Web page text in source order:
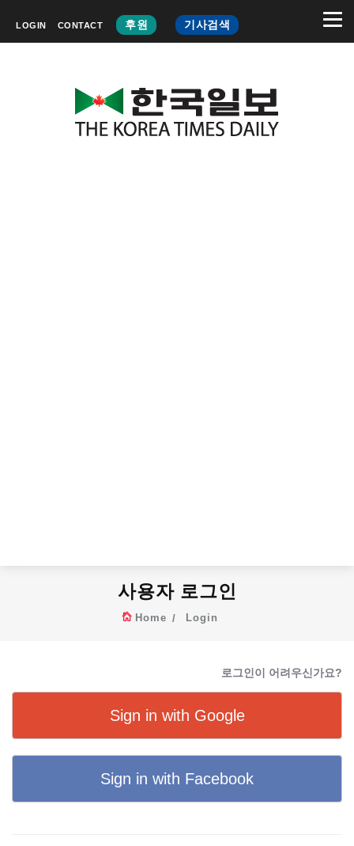
LOGIN CONTACT 후원 기사검색
사용자 로그인
Home Login
로그인이 어려우신가요?
Sign in with Google
Sign in with Facebook